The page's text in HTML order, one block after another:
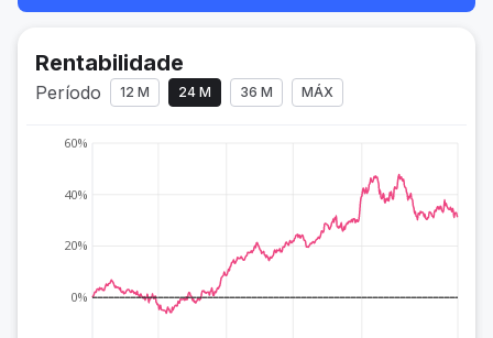
Rentabilidade
Período 12 M 24 M 36 M MÁX
0%
20%
40%
60%